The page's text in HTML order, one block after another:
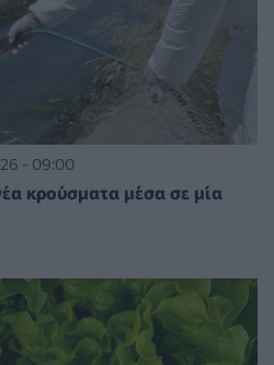
- 09:00
κρούσματα μέσα σε μία